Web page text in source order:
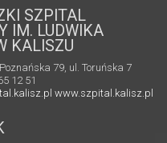
SZPITAL
IM. LUDWIKA
KALISZU
79, ul. Toruńska 7
12 51
www.szpital.kalisz.pl